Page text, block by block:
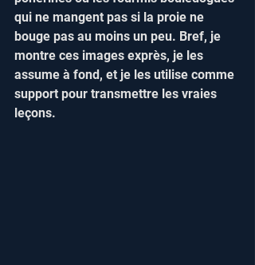
qui ne mangent pas si la proie ne
bouge pas au moins un peu. Bref, je
montre ces images exprès, je les
assume à fond, et je les utilise comme
support pour transmettre les vraies
leçons.